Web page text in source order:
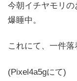
今朝イチヤモリの
爆睡中。
これにて、一件
(Pixel4a5gにて)